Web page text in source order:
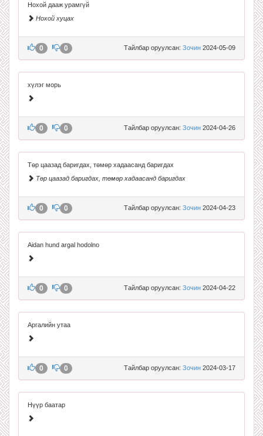
Нохой дааж урамгүй
Нохой хуцах
Тайлбар оруулсан: Зочин 2024-05-09
0 0
хүлэг морь
Тайлбар оруулсан: Зочин 2024-04-26
0 0
Төр цаазад баригдах, төмөр хадаасанд баригдах
Төр цаазад баригдах, төмөр хадаасанд баригдах
Тайлбар оруулсан: Зочин 2024-04-23
0 0
Aidan hund argal hodolno
Тайлбар оруулсан: Зочин 2024-04-22
0 0
Аргалийн утаа
Тайлбар оруулсан: Зочин 2024-03-17
0 0
Нүүр баатар